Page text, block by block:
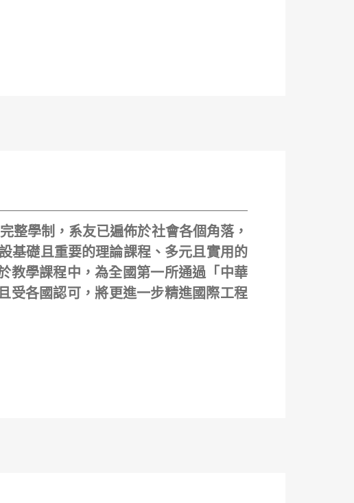
整學制，系友已遍佈於社會各個角落，
基礎且重要的理論課程、多元且實用的
教學課程中，為全國第一所通過「中華
受各國認可，將更進一步精進國際工程